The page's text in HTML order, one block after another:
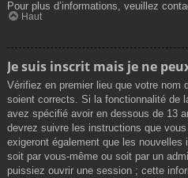
Pour plus d’informations, veuillez
Haut
Je suis inscrit mais je ne
Vérifiez en premier lieu que votre nom
soient corrects. Si la fonctionnalité de
avez spécifié avoir en dessous de 13
devrez suivre les instructions que
exigeront également que les
soit par vous-même ou soit par un
puissiez ouvrir une session ; cette